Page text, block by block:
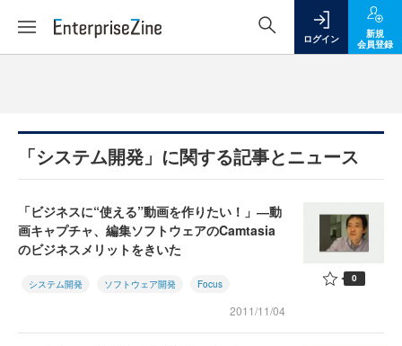
ログイン
新規
会員登録
「システム開発」に関する記事とニュース
「ビジネスに“使える”動画を作りたい！」―動
画キャプチャ、編集ソフトウェアのCamtasia
のビジネスメリットをきいた
システム開発 ソフトウェア開発 Focus
2011/11/04
0